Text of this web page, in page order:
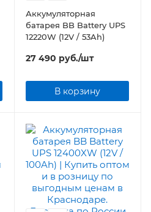
Аккумуляторная
батарея BB Battery UPS
12220W (12V / 53Ah)
27 490 руб./шт
В корзину